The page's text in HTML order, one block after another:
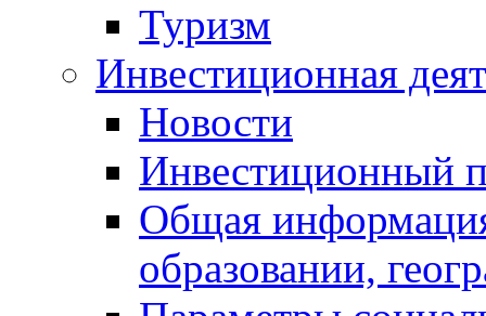
Туризм
Инвестиционная
Новости
Инвестиционный
Общая
образовании,